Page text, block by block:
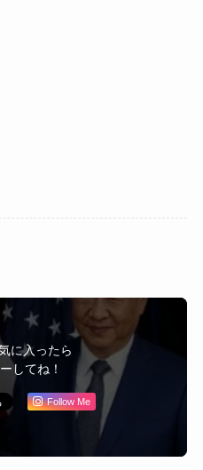
に入ったら
してね！
Follow Me